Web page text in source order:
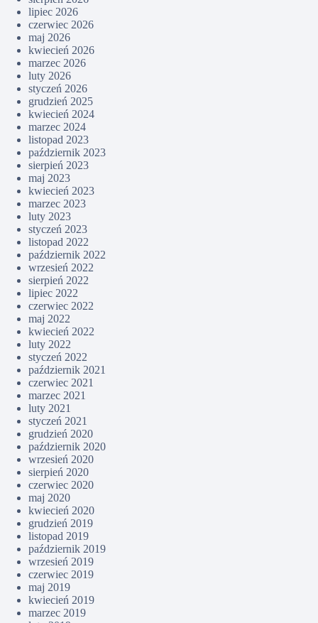
lipiec 2026
czerwiec 2026
maj 2026
kwiecień 2026
marzec 2026
luty 2026
styczeń 2026
grudzień 2025
kwiecień 2024
marzec 2024
listopad 2023
październik 2023
sierpień 2023
maj 2023
kwiecień 2023
marzec 2023
luty 2023
styczeń 2023
listopad 2022
październik 2022
wrzesień 2022
sierpień 2022
lipiec 2022
czerwiec 2022
maj 2022
kwiecień 2022
luty 2022
styczeń 2022
październik 2021
czerwiec 2021
marzec 2021
luty 2021
styczeń 2021
grudzień 2020
październik 2020
wrzesień 2020
sierpień 2020
czerwiec 2020
maj 2020
kwiecień 2020
grudzień 2019
listopad 2019
październik 2019
wrzesień 2019
czerwiec 2019
maj 2019
kwiecień 2019
marzec 2019